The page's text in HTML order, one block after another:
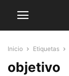
Inicio Etiquetas
objetivo